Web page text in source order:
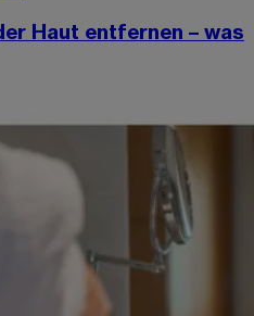
Haut entfernen – was